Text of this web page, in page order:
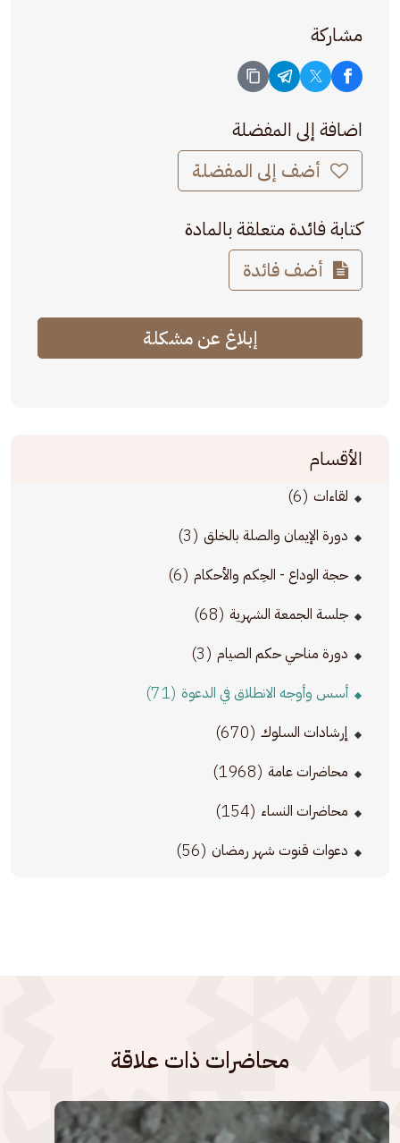
مشاركة
اضافة إلى المفضلة
أضف إلى المفضلة
كتابة فائدة متعلقة بالمادة
أضف فائدة
إبلاغ عن مشكلة
الأقسام
لقاءات (6)
دورة الإيمان والصلة بالخلق (3)
حجة الوداع - الحِكم والأحكام (6)
جلسة الجمعة الشهرية (68)
دورة مناحي حكم الصيام (3)
أسس وأوجه الانطلاق في الدعوة (71)
إرشادات السلوك (670)
محاضرات عامة (1968)
محاضرات النساء (154)
دعوات قنوت شهر رمضان (56)
محاضرات ذات علاقة
الصورة